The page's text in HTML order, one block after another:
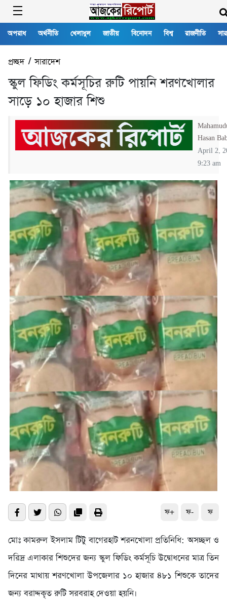
অপরাধ অর্থনীতি খেলাধুল জাতীয় বিনোদন বিশ্ব রাজনীতি
প্রচ্ছদ/সারাদেশ
স্কুল ফিডিং কর্মসূচির রুটি পায়নি শরণখোলার
সাড়ে ১০ হাজার শিশু
Hasan
April 2,
9:23 am
ফ+ ফ- ফ
মোঃ কামরুল ইসলাম টিটু বাগেরহাট শরনখোলা প্রতিনিধি: অসচ্ছল ও
দরিদ্র এলাকার শিশুদের জন্য স্কুল ফিডিং কর্মসূচি উদ্বোধনের মাত্র তিন
দিনের মাথায় শরণখোলা উপজেলার ১০ হাজার ৪৮১ শিশুকে তাদের
জন্য বরাদ্দকৃত রুটি সরবরাহ দেওয়া হয়নি।